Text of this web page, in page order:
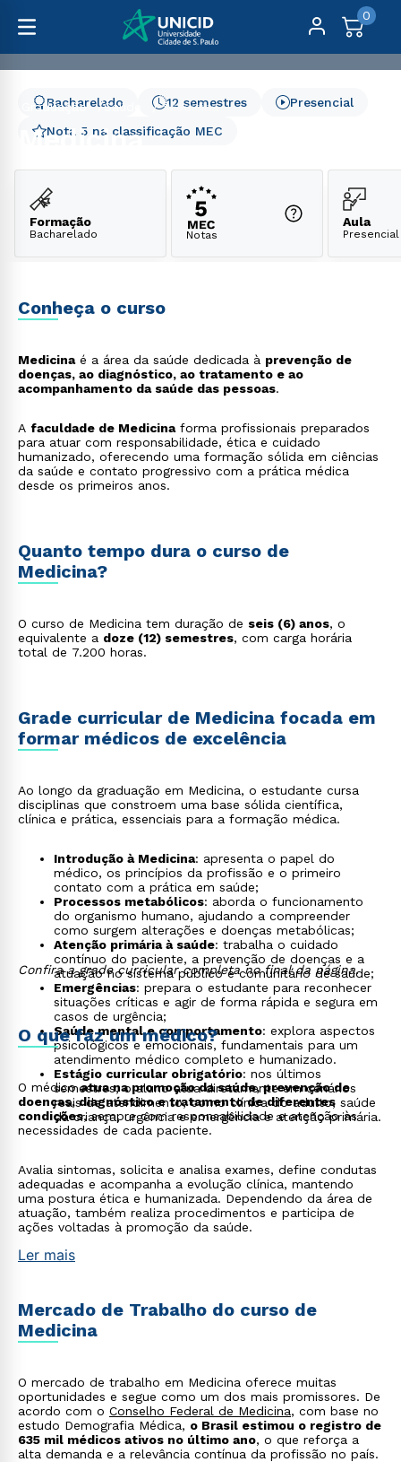
0
Graduação Saúde Medicina
Medicina
Nota 5 na classificação MEC
12 semestres
Bacharelado Presencial
Formação
Bacharelado Notas
Aula
Presencial
Conheça o curso
Medicinaé a área da saúde dedicada à prevenção de
doenças, ao diagnóstico, ao tratamento e ao
acompanhamento da saúde das pessoas.
A faculdade de Medicinaforma profissionais preparados
para atuar com responsabilidade, ética e cuidado
humanizado, oferecendo uma formação sólida em ciências
da saúde e contato progressivo com a prática médica
desde os primeiros anos.
Quanto tempo dura o curso de
Medicina?
O curso de Medicina tem duração de seis (6) anos, o
equivalente a doze (12) semestres, com carga horária
total de 7.200 horas.
Grade curricular de Medicina focada em
formar médicos de excelência
Ao longo da graduação em Medicina, o estudante cursa
disciplinas que constroem uma base sólida científica,
clínica e prática, essenciais para a formação médica.
Introdução à Medicina: apresenta o papel do
médico, os princípios da profissão e o primeiro
contato com a prática em saúde;
Processos metabólicos: aborda o funcionamento
do organismo humano, ajudando a compreender
como surgem alterações e doenças metabólicas;
Atenção primária à saúde: trabalha o cuidado
contínuo do paciente, a prevenção de doenças e a
atuação no sistema público e comunitário de saúde;
Emergências: prepara o estudante para reconhecer
situações críticas e agir de forma rápida e segura em
casos de urgência;
Saúde mental e comportamento: explora aspectos
psicológicos e emocionais, fundamentais para um
atendimento médico completo e humanizado.
Estágio curricular obrigatório: nos últimos
semestres, o aluno atua diretamente em cenários
reais de atendimento, como clínica do adulto, saúde
da criança, urgência e emergência e atenção primária.
Confira a grade curricular completa no final da página.
O que faz um médico?
O médicoatua na promoção da saúde, prevenção de
doenças, diagnóstico e tratamento de diferentes
condições, sempre com responsabilidade e atenção às
necessidades de cada paciente.
Avalia sintomas, solicita e analisa exames, define condutas
adequadas e acompanha a evolução clínica, mantendo
uma postura ética e humanizada. Dependendo da área de
atuação, também realiza procedimentos e participa de
ações voltadas à promoção da saúde.
Ler mais
Mercado de Trabalho do curso de
Medicina
O mercado de trabalho em Medicina oferece muitas
oportunidades e segue como um dos mais promissores. De
acordo com o Conselho Federal de Medicina, com base no
estudo Demografia Médica, o Brasil estimou o registro de
635 mil médicos ativos no último ano, o que reforça a
alta demanda e a relevância contínua da profissão no país.